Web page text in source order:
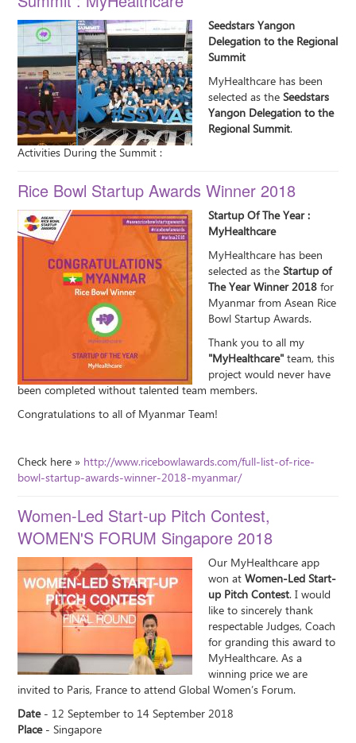
Seedstars Yangon
Delegation to the Regional
Summit
MyHealthcare has been
selected as theSeedstars
Yangon Delegation to the
Regional Summit.
Activities During the Summit :
Rice Bowl Startup Awards Winner 2018
Startup Of The Year :
MyHealthcare
MyHealthcare has been
selected as theStartup of
The Year Winner 2018for
Myanmar from Asean Rice
Bowl Startup Awards.
Thank you to all my
"MyHealthcare"team, this
project would never have
been completed without talented team members.
Congratulations to all of Myanmar Team!
Check here » http://www.ricebowlawards.com/full-list-of-rice-
bowl-startup-awards-winner-2018-myanmar/
Women-Led Start-up Pitch Contest,
WOMEN'S FORUM Singapore 2018
Our MyHealthcare app
won atWomen-Led Start-
up Pitch Contest. I would
like to sincerely thank
respectable Judges, Coach
for granding this award to
MyHealthcare. As a
winning price we are
invited to Paris, France to attend Global Women’s Forum.
Date- 12 September to 14 September 2018
Place- Singapore